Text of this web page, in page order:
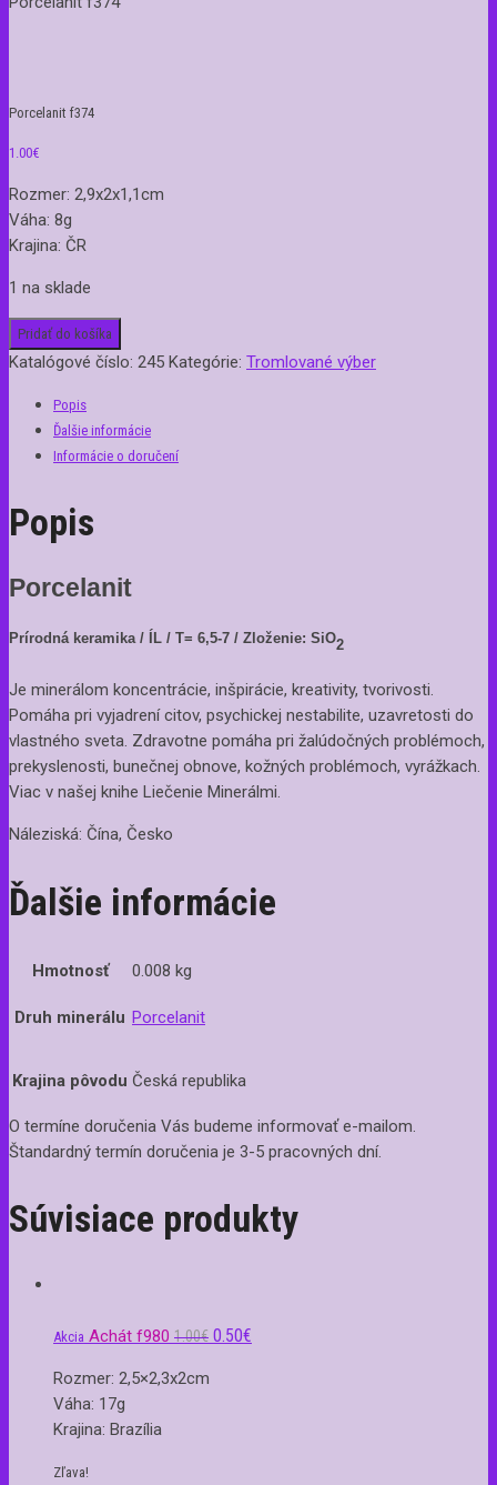
Porcelanit f374
1.00€
Rozmer: 2,9x2x1,1cm
Váha: 8g
Krajina: ČR
1 na sklade
Pridať do košíka
Katalógové číslo: 245 Kategórie: Tromlované výber
Popis
Ďalšie informácie
Informácie o doručení
Popis
Porcelanit
Prírodná keramika / ÍL / T= 6,5-7 / Zloženie: SiO2
Je minerálom koncentrácie, inšpirácie, kreativity, tvorivosti.
Pomáha pri vyjadrení citov, psychickej nestabilite, uzavretosti do
vlastného sveta. Zdravotne pomáha pri žalúdočných problémoch,
prekyslenosti, bunečnej obnove, kožných problémoch, vyrážkach.
Viac v našej knihe Liečenie Minerálmi.
Náleziská: Čína, Česko
Ďalšie informácie
Hmotnosť 0.008 kg
Druh minerálu Porcelanit
Krajina pôvodu Česká republika
O termíne doručenia Vás budeme informovať e-mailom.
Štandardný termín doručenia je 3-5 pracovných dní.
Súvisiace produkty
Akcia Achát f980 1.00€ 0.50€
Rozmer: 2,5×2,3x2cm
Váha: 17g
Krajina: Brazília
Zľava!